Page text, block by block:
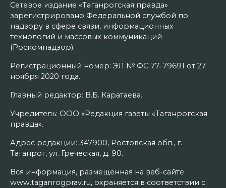
Сетевое издание «Таганрогская правда»
зарегистрировано Федеральной службой по
надзору в сфере связи, информационных
технологий и массовых коммуникаций
(Роскомнадзор).
Регистрационный номер: ЭЛ № ФС 77–79691 от 27
ноября 2020 года.
Главный редактор: В.Б. Каратаева.
Учредитель: ООО «Редакция газеты «Таганрогская
правда».
Адрес редакции: 347900, Ростовская обл., г.
Таганрог, ул. Греческая, д. 90.
Вся информация, размещенная на веб-сайте
www.taganrogprav.ru, охраняется в соответствии с